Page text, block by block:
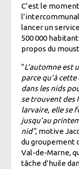
C’est le
lancer un
500 000
propos du
“L’automne est
parce qu’à
dans les nids
se trouvent des
larvaire, elle se
jusqu’au
nid”, motive
du groupement
Val-de-Marne,
tâche d’huile